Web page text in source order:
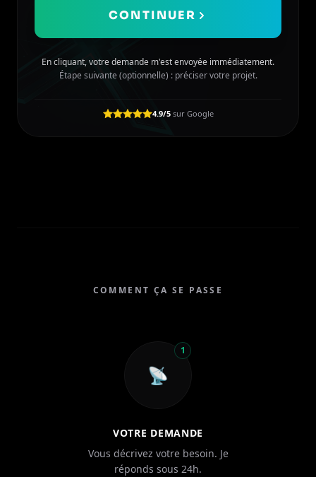
CONTINUER
En cliquant, votre demande m'est envoyée immédiatement.
Étape suivante (optionnelle) : préciser votre projet.
4.9/5sur Google
COMMENT ÇA SE PASSE
📡
1
VOTRE DEMANDE
Vous décrivez votre besoin. Je
réponds sous 24h.